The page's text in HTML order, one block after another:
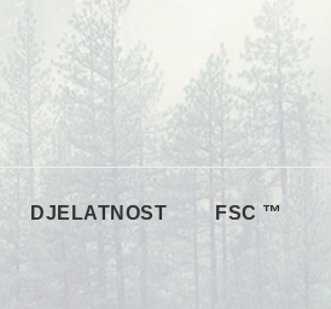
DJELATNOST FSC ™